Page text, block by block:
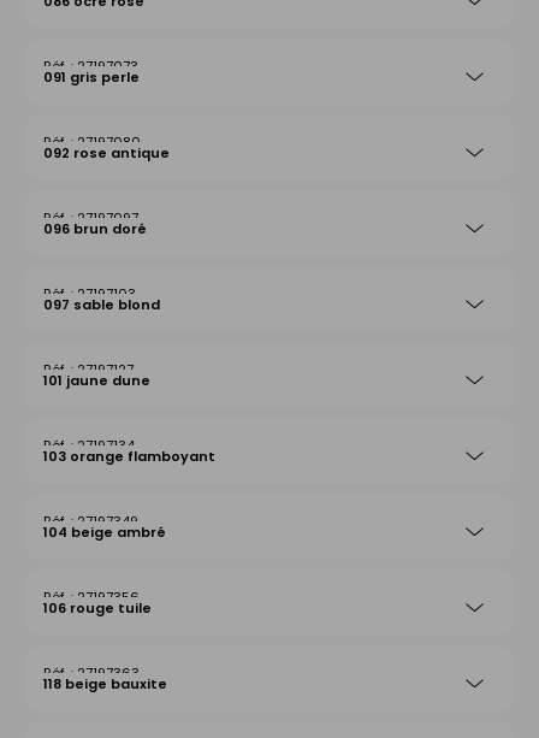
27197073
091 gris perle
27197080
092 rose antique
27197097
096 brun doré
27197103
097 sable blond
27197127
101 jaune dune
27197134
103 orange flamboyant
27197349
104 beige ambré
27197356
106 rouge tuile
27197363
118 beige bauxite